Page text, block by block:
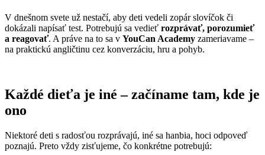
V dnešnom svete už nestačí, aby deti vedeli zopár slovíčok či
dokázali napísať test. Potrebujú sa vedieť rozprávať, porozumieť
a reagovať. A práve na to sa v YouCan Academy zameriavame –
na praktickú angličtinu cez konverzáciu, hru a pohyb.
Každé dieťa je iné – začíname tam, kde je
ono
Niektoré deti s radosťou rozprávajú, iné sa hanbia, hoci odpoveď
poznajú. Preto vždy zisťujeme, čo konkrétne potrebujú: